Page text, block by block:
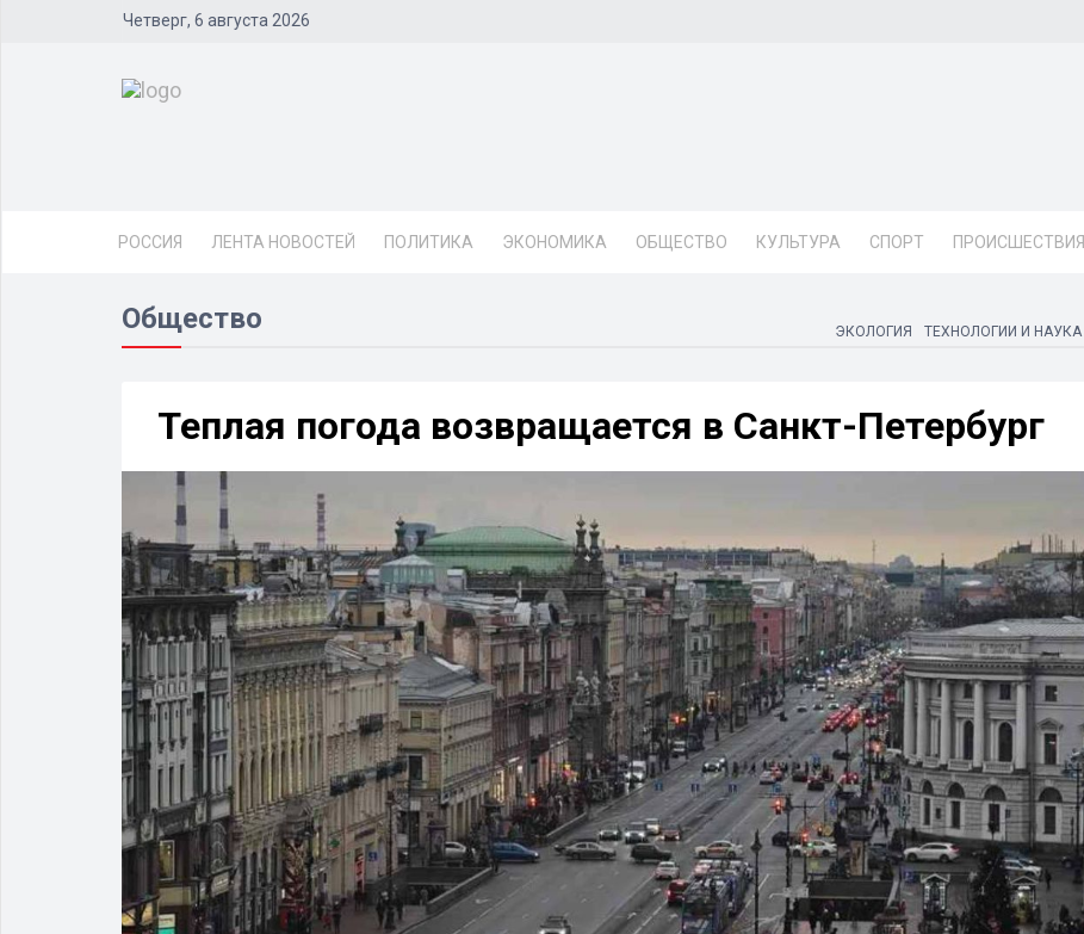
Четверг, 6 августа 2026
РОССИЯ ЛЕНТА НОВОСТЕЙ ПОЛИТИКА ЭКОНОМИКА ОБЩЕСТВО КУЛЬТУРА СПОРТ ПРОИСШЕСТВИЯ
Общество ЭКОЛОГИЯ ТЕХНОЛОГИИ И НАУКА
Теплая погода возвращается в Санкт-Петербург